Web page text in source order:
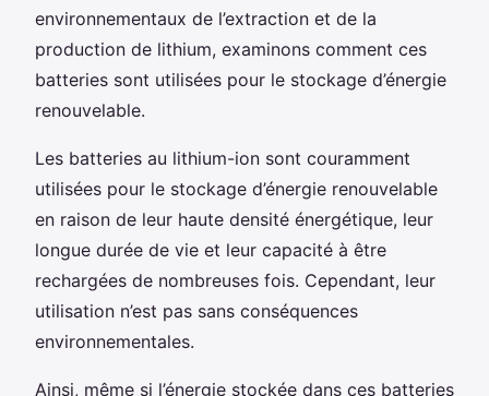
environnementaux de l’extraction et de la
production de lithium, examinons comment ces
batteries sont utilisées pour le stockage d’énergie
renouvelable.
Les batteries au lithium-ion sont couramment
utilisées pour le stockage d’énergie renouvelable
en raison de leur haute densité énergétique, leur
longue durée de vie et leur capacité à être
rechargées de nombreuses fois. Cependant, leur
utilisation n’est pas sans conséquences
environnementales.
Ainsi, même si l’énergie stockée dans ces batteries